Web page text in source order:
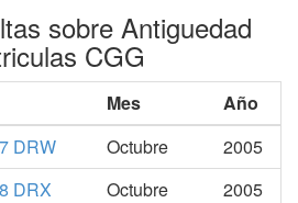
sobre Antiguedad
CGG
Mes
Año
DRW
Octubre
2005
DRX
Octubre
2005